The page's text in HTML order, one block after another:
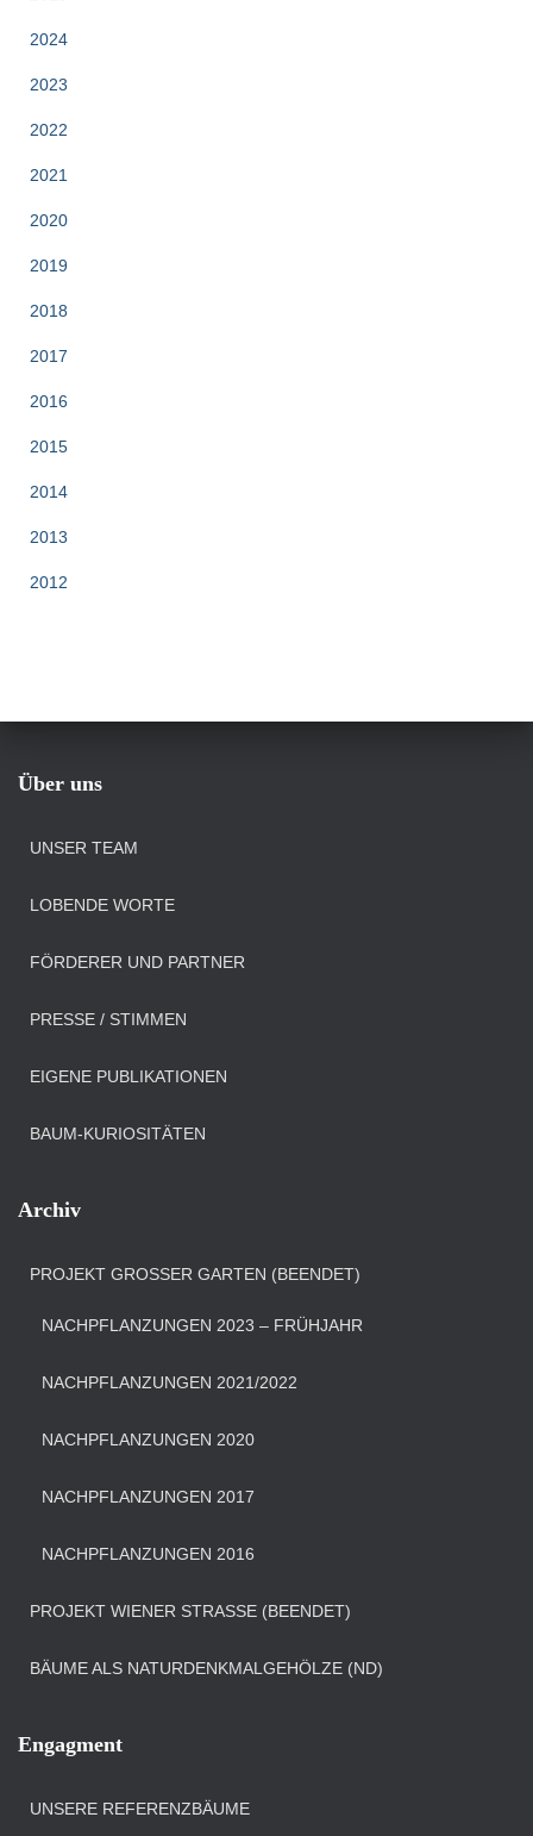
2024
2023
2022
2021
2020
2019
2018
2017
2016
2015
2014
2013
2012
Über uns
UNSER TEAM
LOBENDE WORTE
FÖRDERER UND PARTNER
PRESSE / STIMMEN
EIGENE PUBLIKATIONEN
BAUM-KURIOSITÄTEN
Archiv
PROJEKT GROSSER GARTEN (BEENDET)
NACHPFLANZUNGEN 2023 – FRÜHJAHR
NACHPFLANZUNGEN 2021/2022
NACHPFLANZUNGEN 2020
NACHPFLANZUNGEN 2017
NACHPFLANZUNGEN 2016
PROJEKT WIENER STRASSE (BEENDET)
BÄUME ALS NATURDENKMALGEHÖLZE (ND)
Engagment
UNSERE REFERENZBÄUME